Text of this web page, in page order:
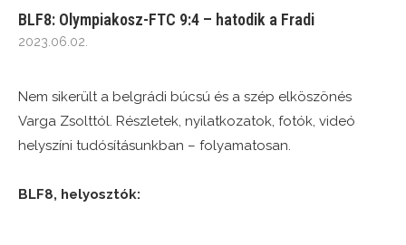
BLF8: Olympiakosz-FTC 9:4 – hatodik a Fradi
2023.06.02.
Nem sikerült a belgrádi búcsú és a szép elköszönés
Varga Zsolttól. Részletek, nyilatkozatok, fotók, videó
helyszíni tudósításunkban – folyamatosan.
BLF8, helyosztók: